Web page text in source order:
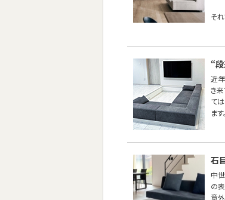
そ
“
近
き
て
ま
石
中
の
意